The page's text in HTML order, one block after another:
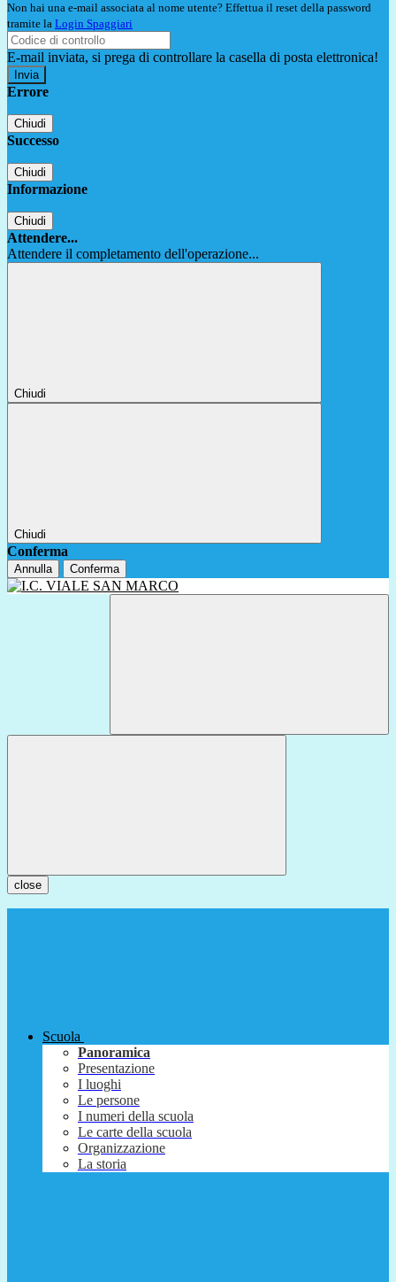
Non hai una e-mail associata al nome utente? Effettua il reset della password
tramite la Login Spaggiari
E-mail inviata, si prega di controllare la casella di posta elettronica!
Errore
Chiudi
Successo
Chiudi
Informazione
Chiudi
Attendere...
Attendere il completamento dell'operazione...
Chiudi
Chiudi
Conferma
Annulla Conferma
close
Scuola
Panoramica
Presentazione
I luoghi
Le persone
I numeri della scuola
Le carte della scuola
Organizzazione
La storia